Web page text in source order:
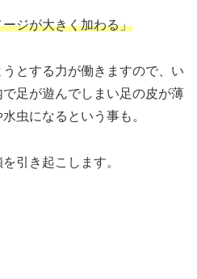
ジが大きく加わる」
とする力が働きますので、い
足が遊んでしまい足の皮が薄
虫になるという事も。
引き起こします。